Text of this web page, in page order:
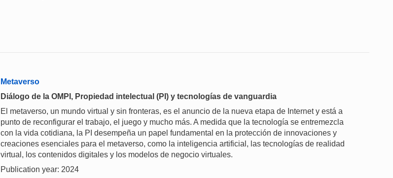
Metaverso
Diálogo de la OMPI, Propiedad intelectual (PI) y tecnologías de vanguardia
El metaverso, un mundo virtual y sin fronteras, es el anuncio de la nueva etapa de Internet y está a
punto de reconfigurar el trabajo, el juego y mucho más. A medida que la tecnología se entremezcla
con la vida cotidiana, la PI desempeña un papel fundamental en la protección de innovaciones y
creaciones esenciales para el metaverso, como la inteligencia artificial, las tecnologías de realidad
virtual, los contenidos digitales y los modelos de negocio virtuales.
Publication year: 2024